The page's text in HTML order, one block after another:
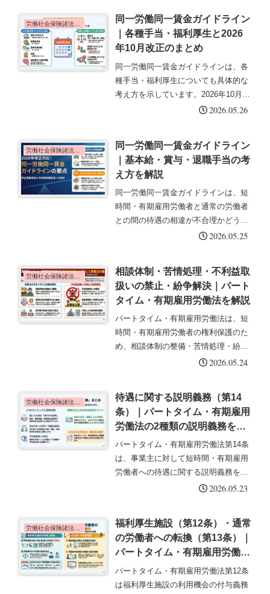
労働社会保険諸法令の基礎知識
同一労働同一賃金ガイドライン
｜各種手当・福利厚生と2026
年10月改正のまとめ
同一労働同一賃金ガイドラインは、各
種手当・福利厚生についても具体的な
考え方を示しています。2026年10月改
正では無事故手当・家族手当・住宅手
利厚生の考え方と改正のポイント...
2026.05.26
労働社会保険諸法令の基礎知識
同一労働同一賃金ガイドライン
｜基本給・賞与・退職手当の考
え方を解説
同一労働同一賃金ガイドラインは、短
時間・有期雇用労働者と通常の労働者
との間の待遇の相違が不合理かどうか
の原則的な考え方と具体例を示したも
ラインとは短時間・有期雇用労働者と
通...
2026.05.25
労働社会保険諸法令の基礎知識
相談体制・苦情処理・不利益取
扱いの禁止・紛争解決｜パート
タイム・有期雇用労働法を解説
パートタイム・有期雇用労働法は、短
時間・有期雇用労働者の権利保護のた
め、相談体制の整備・苦情処理・紛争
解決の仕組みを定めています。この記
談体制の整備（第16条）事業主...
2026.05.24
労働社会保険諸法令の基礎知識
待遇に関する説明義務（第14
条）｜パートタイム・有期雇用
労働法の2種類の説明義務を解
説
パートタイム・有期雇用労働法第14条
は、事業主に対して短時間・有期雇用
労働者への待遇に関する説明義務を課
しています。雇い入れ時の説明義務と
容・説明方法・不利益取扱いの禁止
に...
2026.05.23
労働社会保険諸法令の基礎知識
福利厚生施設（第12条）・通常
の労働者への転換（第13条）｜
パートタイム・有期雇用労働法
を解説
パートタイム・有期雇用労働法第12条
は福利厚生施設の利用機会の付与義務